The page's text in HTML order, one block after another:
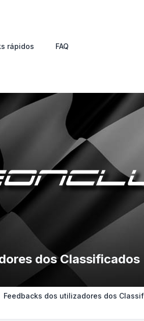
rápidos FAQ
dos Classificados
Feedbacks dos utilizadores dos